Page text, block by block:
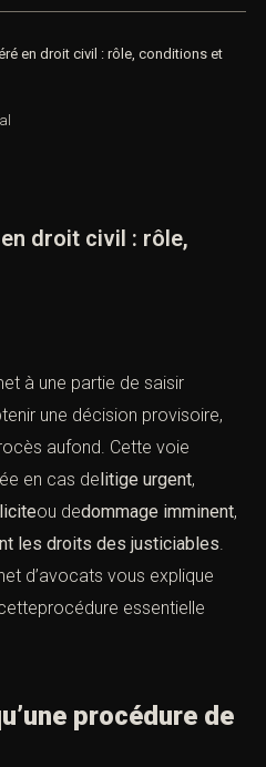
en droit civil : rôle, conditions et
droit civil : rôle,
à une partie de saisir
une décision provisoire,
aufond. Cette voie
en cas de litige urgent,
ou dedommage imminent,
les droits des justiciables.
d’avocats vous explique
essentielle
procédure de